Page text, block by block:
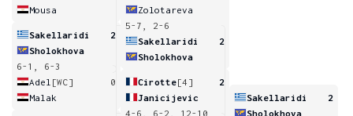
Mousa
Sakellaridi
2
Sholokhova
6-1, 6-3
Adel [WC]
0
Malak
Zolotareva
5-7, 2-6
Sakellaridi
2
Sholokhova
Cirotte[4]
2
Janicijevic
4-6, 6-2, 12-10
Sakellaridi
2
Sholokhova